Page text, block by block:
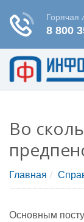
Во
Главная
Основным